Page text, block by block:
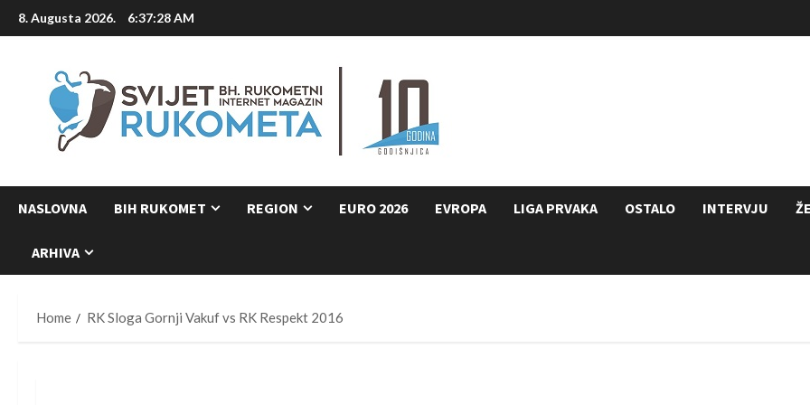
Skip
to
8. Augusta 2026. 6:37:29 AM
NASLOVNA BIH RUKOMET REGION EURO 2026 EVROPA LIGA PRVAKA OSTALO INTERVJU
ARHIVA
Home RK Sloga Gornji Vakuf vs RK Respekt 2016